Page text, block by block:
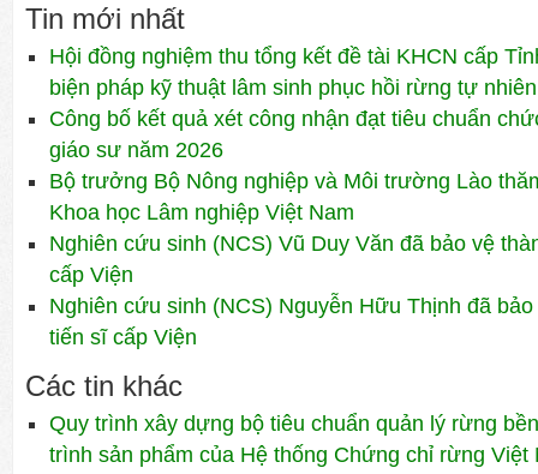
Tin mới nhất
Hội đồng nghiệm thu tổng kết đề tài KHCN cấp
biện pháp kỹ thuật lâm sinh phục hồi rừng tự
Công bố kết quả xét công nhận đạt tiêu chuẩn
giáo sư năm 2026
Bộ trưởng Bộ Nông nghiệp và Môi trường Lào
Khoa học Lâm nghiệp Việt Nam
Nghiên cứu sinh (NCS) Vũ Duy Văn đã bảo vệ
cấp Viện
Nghiên cứu sinh (NCS) Nguyễn Hữu Thịnh đã
tiến sĩ cấp Viện
Các tin khác
Quy trình xây dựng bộ tiêu chuẩn quản lý rừng
trình sản phẩm của Hệ thống Chứng chỉ rừng Việt